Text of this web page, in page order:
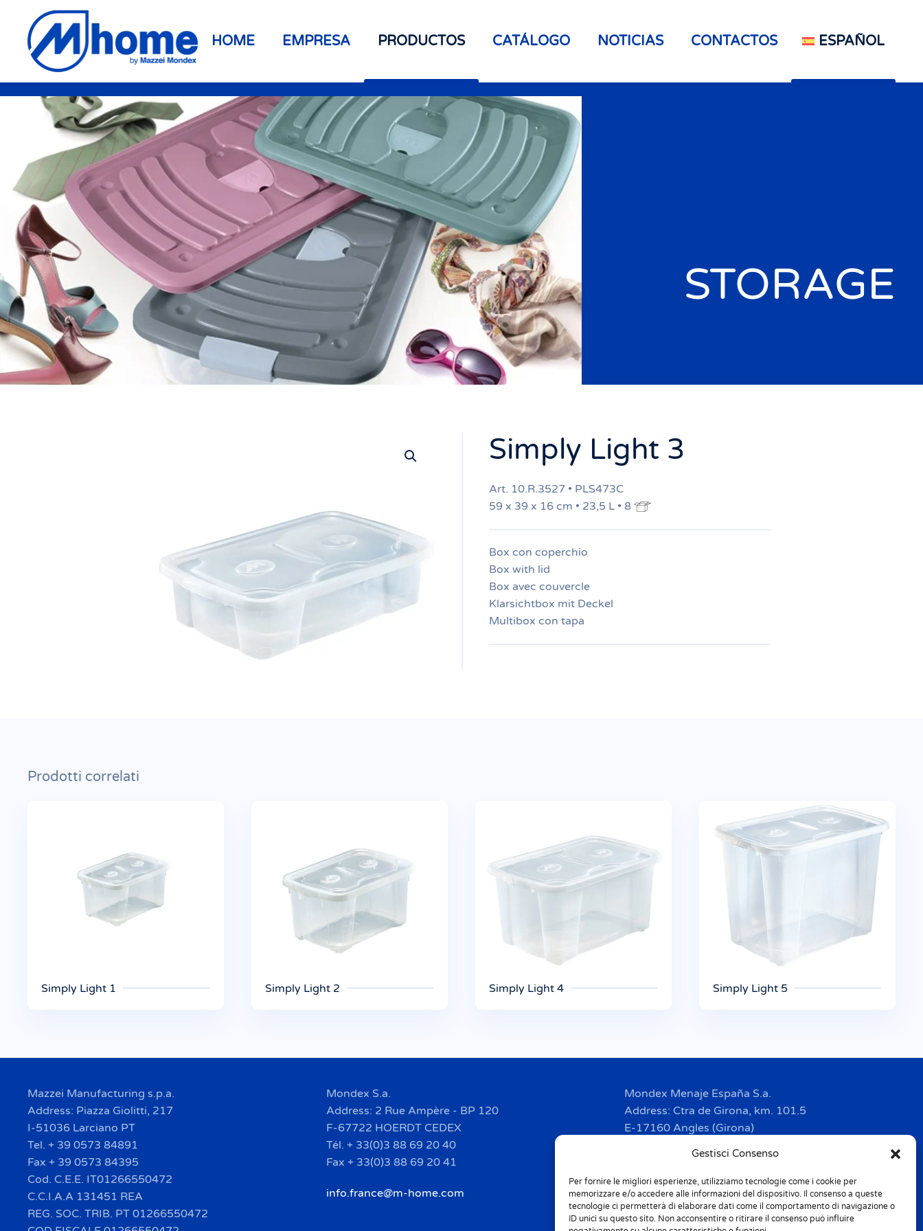
Gestisci Consenso
Per fornire le migliori esperienze, utilizziamo tecnologie come i cookie per
memorizzare e/o accedere alle informazioni del dispositivo. Il consenso a queste
tecnologie ci permetterà di elaborare dati come il comportamento di navigazione o
ID unici su questo sito. Non acconsentire o ritirare il consenso può influire
Ir al contenido principal HOME EMPRESA PRODUCTOS CATÁLOGO NOTICIAS CONTACTOS ESPAÑOL
STORAGE
Simply Light 3
Art. 10.R.3527 • PLS473C
59 x 39 x 16 cm • 23,5 L • 8
Box con coperchio
Box with lid
Box avec couvercle
Klarsichtbox mit Deckel
Multibox con tapa
Prodotti correlati
Simply Light 1 Simply Light 2 Simply Light 4 Simply Light 5
Mazzei Manufacturing s.p.a.
Address: Piazza Giolitti, 217
I-51036 Larciano PT
Tel. + 39 0573 84891
Fax + 39 0573 84395
Cod. C.E.E. IT01266550472
C.C.I.A.A 131451 REA
REG. SOC. TRIB. PT 01266550472
Mondex S.a.
Address: 2 Rue Ampère - BP 120
F-67722 HOERDT CEDEX
Tél. + 33(0)3 88 69 20 40
Fax + 33(0)3 88 69 20 41
info.france@m-home.com
Mondex Menaje España S.a.
Address: Ctra de Girona, km. 101.5
E-17160 Angles (Girona)
info.spain@m-home.com